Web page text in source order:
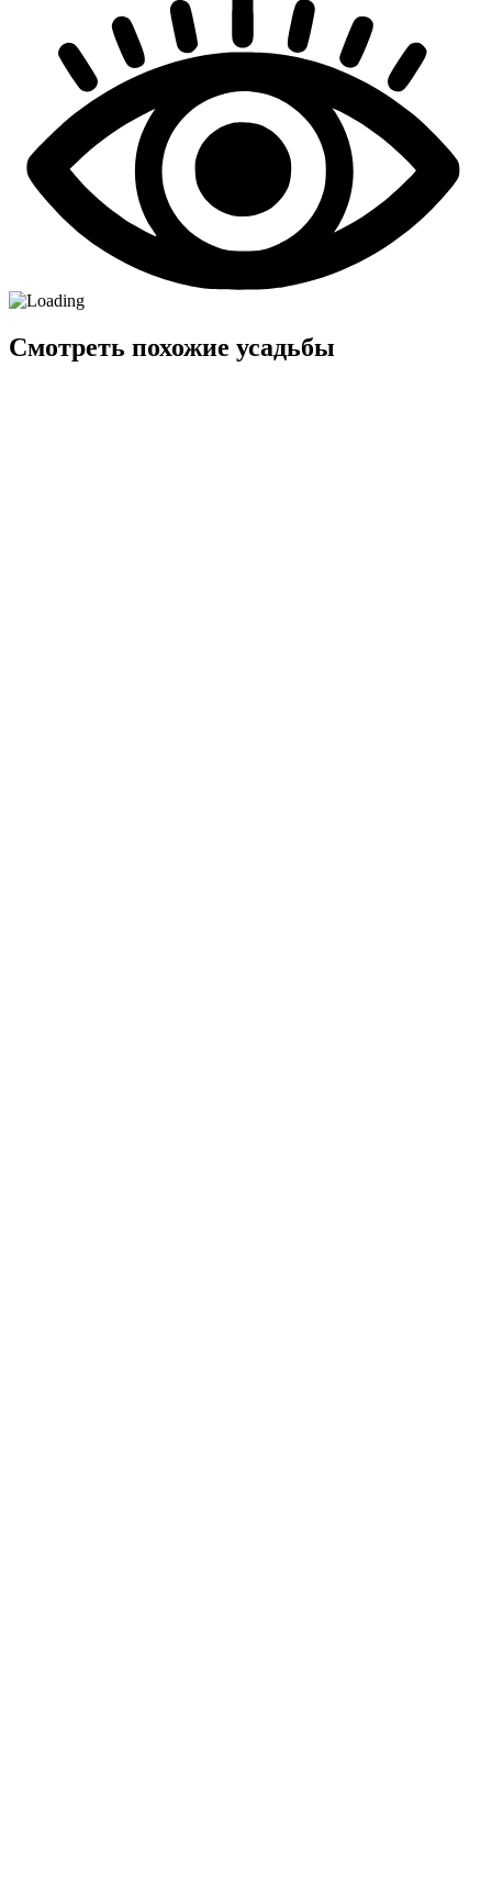
Смотреть похожие усадьбы